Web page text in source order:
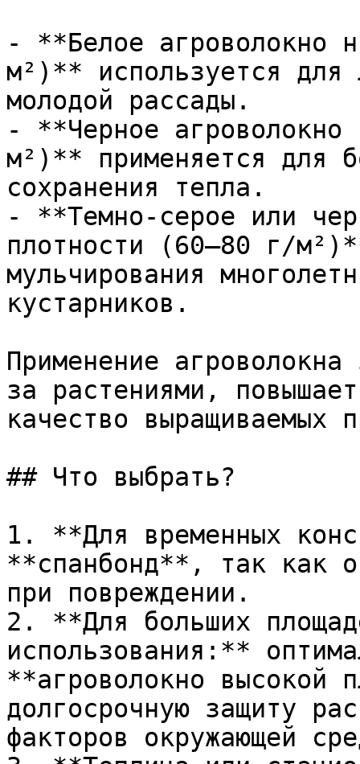
- **Белое агроволокно
м²)** используется для
молодой рассады.
- **Черное
м²)** применяется для
сохранения тепла.
- **Темно-серое или
плотности (60–80 г/
мульчирования
кустарников.
Применение
за растениями,
качество выращиваемых
## Что выбрать?
1. **Для временных
**спанбонд**, так как
при повреждении.
2. **Для больших
использования:**
**агроволокно высокой
долгосрочную защиту
факторов окружающей